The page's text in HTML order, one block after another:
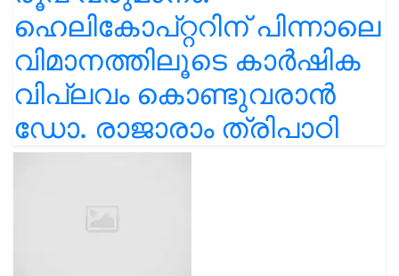
ഹെലികോപ്റ്ററിന് പിന്നാലെ
വിമാനത്തിലൂടെ കാർഷിക
വിപ്ലവം കൊണ്ടുവരാൻ
ഡോ. രാജാരാം ത്രിപാഠി